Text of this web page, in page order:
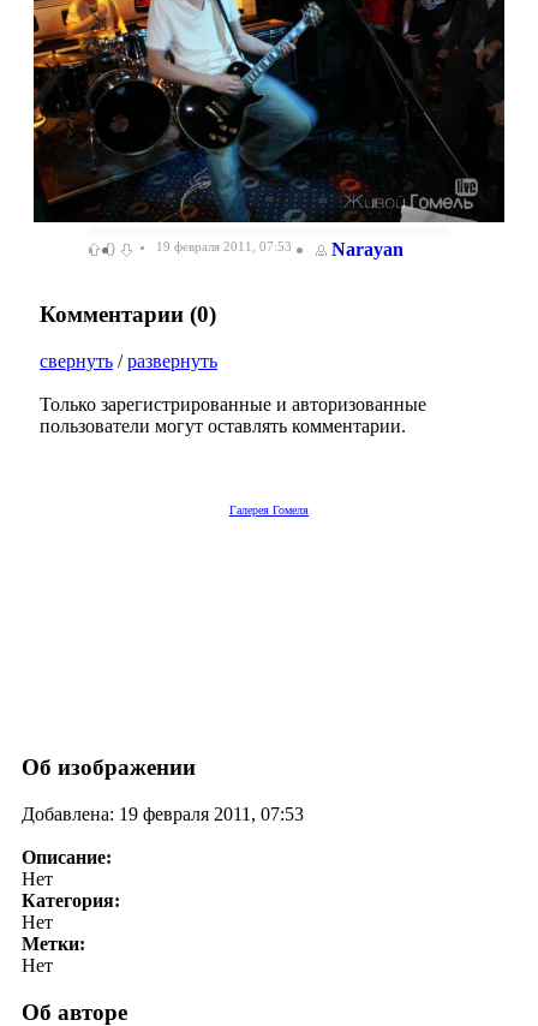
0 19 февраля 2011, 07:53 Narayan
Комментарии (0)
свернуть /развернуть
Только зарегистрированные и авторизованные
пользователи могут оставлять комментарии.
Галерея Гомеля
Об изображении
Добавлена: 19 февраля 2011, 07:53
Описание:
Нет
Категория:
Нет
Метки:
Нет
Об авторе